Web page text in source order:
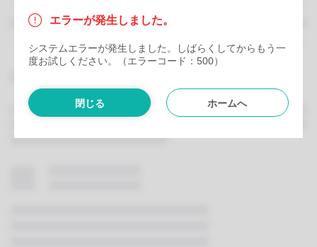
エラーが発生しました。
システムエラーが発生しました。しばらくしてからもう一
度お試しください。（エラーコード：500）
閉じる ホームへ